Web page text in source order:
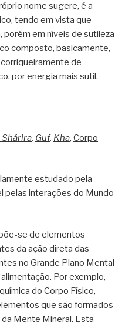
nome sugere, é a
tendo em vista que
em níveis de sutileza
composto, basicamente,
de
por energia mais sutil.
, Guf, Kha, Corpo
estudado pela
pelas interações do Mundo
se de elementos
da ação direta das
no Grande Plano Mental
Por exemplo,
do Corpo Físico,
que são formados
Mente Mineral. Esta